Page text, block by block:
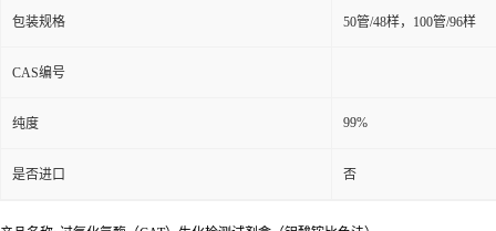
包装规格 50管/48样，100管/96样
CAS编号
纯度 99%
是否进口 否